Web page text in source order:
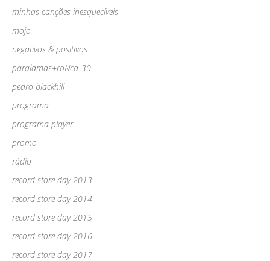
minhas canções inesquecíveis
mojo
negativos & positivos
paralamas+roNca_30
pedro blackhill
programa
programa-player
promo
rádio
record store day 2013
record store day 2014
record store day 2015
record store day 2016
record store day 2017